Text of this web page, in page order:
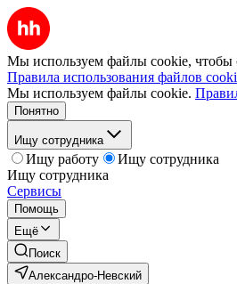
Мы используем файлы cookie, чтобы
Правила использования файлов
Мы используем файлы cookie.
Понятно
Ищу сотрудника
Ищу работу
Ищу сотрудника
Ищу сотрудника
Сервисы
Помощь
Ещё
Поиск
Александро-Невский